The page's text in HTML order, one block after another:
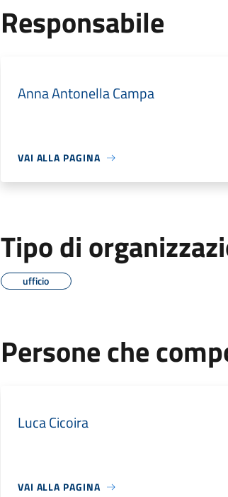
Responsabile
Anna Antonella Campa
VAI ALLA PAGINA
Tipo di
ufficio
Persone che
Luca Cicoira
VAI ALLA PAGINA